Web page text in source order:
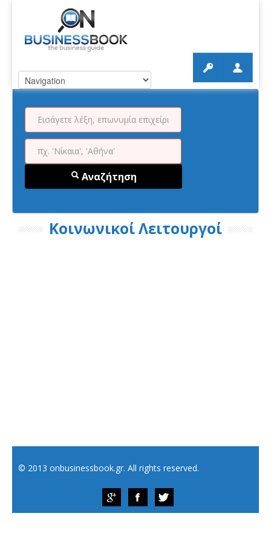
Αναζήτηση
Κοινωνικοί Λειτουργοί
© 2013 onbusinessbook.gr. All rights reserved.